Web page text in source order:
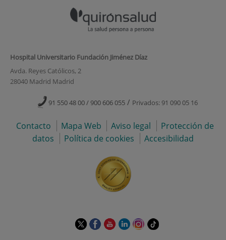
Hospital Universitario Fundación Jiménez Díaz
Avda. Reyes Católicos, 2
28040 Madrid Madrid
91 550 48 00 / 900 606 055 / Privados: 91 090 05 16
Contacto Mapa Web Aviso legal
Protección de
datos
Política de cookies Accesibilidad
EsteEsteEsteEsteEsteEnlace